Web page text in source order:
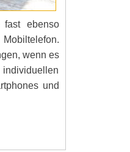
fast ebenso
wenn es
und